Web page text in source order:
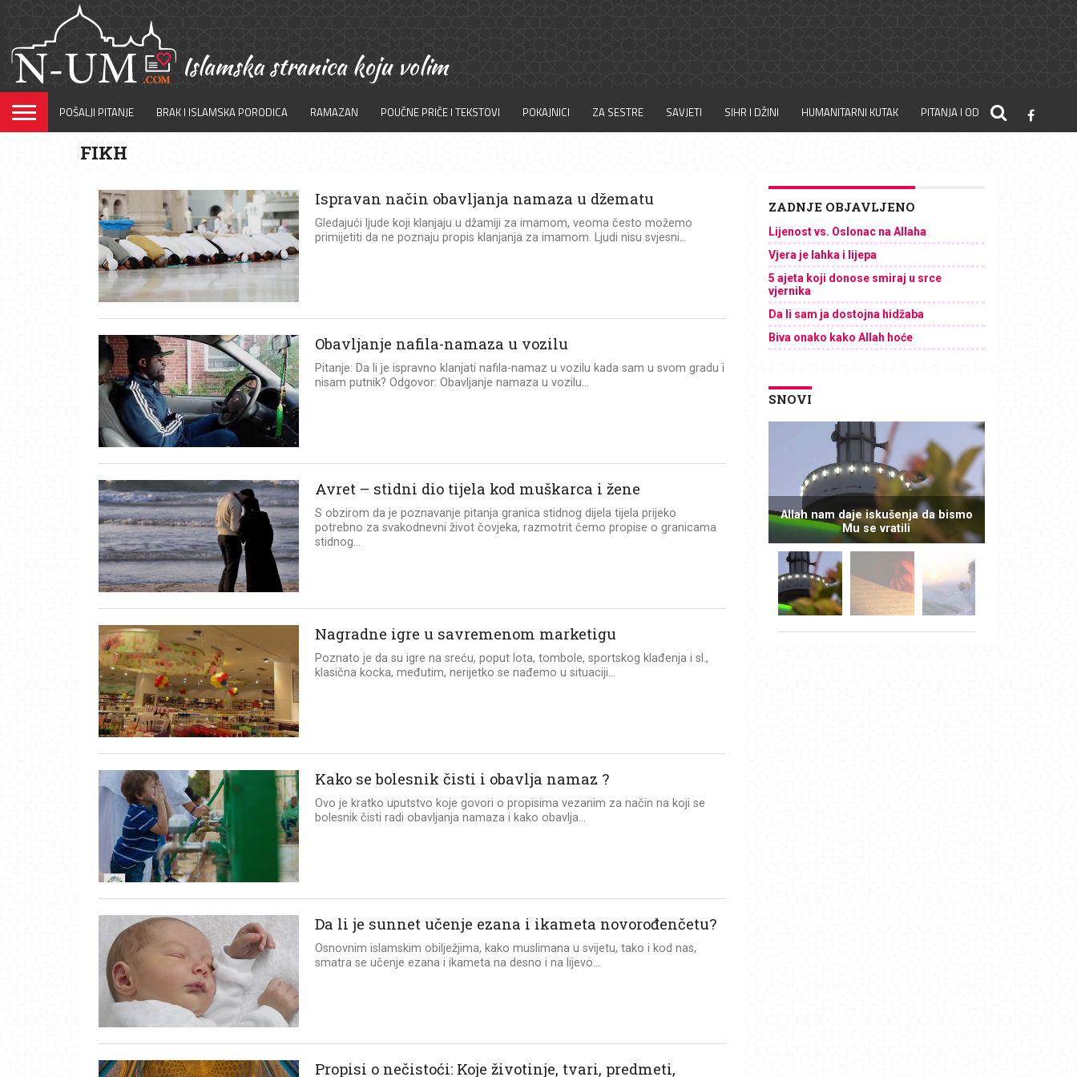
POŠALJI PITANJE BRAK I ISLAMSKA PORODICA RAMAZAN POUČNE PRIČE I TEKSTOVI POKAJNICI ZA SESTRE SAVJETI SIHR I DŽINI HUMANITARNI KUTAK PITANJA I ODGOVORI
FIKH
Ispravan način obavljanja namaza u džematu
Gledajući ljude koji klanjaju u džamiji za imamom, veoma često možemo
primijetiti da ne poznaju propis klanjanja za imamom. Ljudi nisu svjesni...
Obavljanje nafila-namaza u vozilu
Pitanje: Da li je ispravno klanjati nafila-namaz u vozilu kada sam u svom gradu i
nisam putnik? Odgovor: Obavljanje namaza u vozilu...
Avret – stidni dio tijela kod muškarca i žene
S obzirom da je poznavanje pitanja granica stidnog dijela tijela prijeko
potrebno za svakodnevni život čovjeka, razmotrit ćemo propise o granicama
stidnog...
Nagradne igre u savremenom marketigu
Poznato je da su igre na sreću, poput lota, tombole, sportskog klađenja i sl.,
klasična kocka, međutim, nerijetko se nađemo u situaciji...
Kako se bolesnik čisti i obavlja namaz ?
Ovo je kratko uputstvo koje govori o propisima vezanim za način na koji se
bolesnik čisti radi obavljanja namaza i kako obavlja...
Da li je sunnet učenje ezana i ikameta novorođenčetu?
Osnovnim islamskim obilježjima, kako muslimana u svijetu, tako i kod nas,
smatra se učenje ezana i ikameta na desno i na lijevo...
Propisi o nečistoći: Koje životinje, tvari, predmeti,
ZADNJE OBJAVLJENO
Lijenost vs. Oslonac na Allaha
Vjera je lahka i lijepa
5 ajeta koji donose smiraj u srce
vjernika
Da li sam ja dostojna hidžaba
Biva onako kako Allah hoće
SNOVI
Allah nam daje iskušenja da bismo
Mu se vratili